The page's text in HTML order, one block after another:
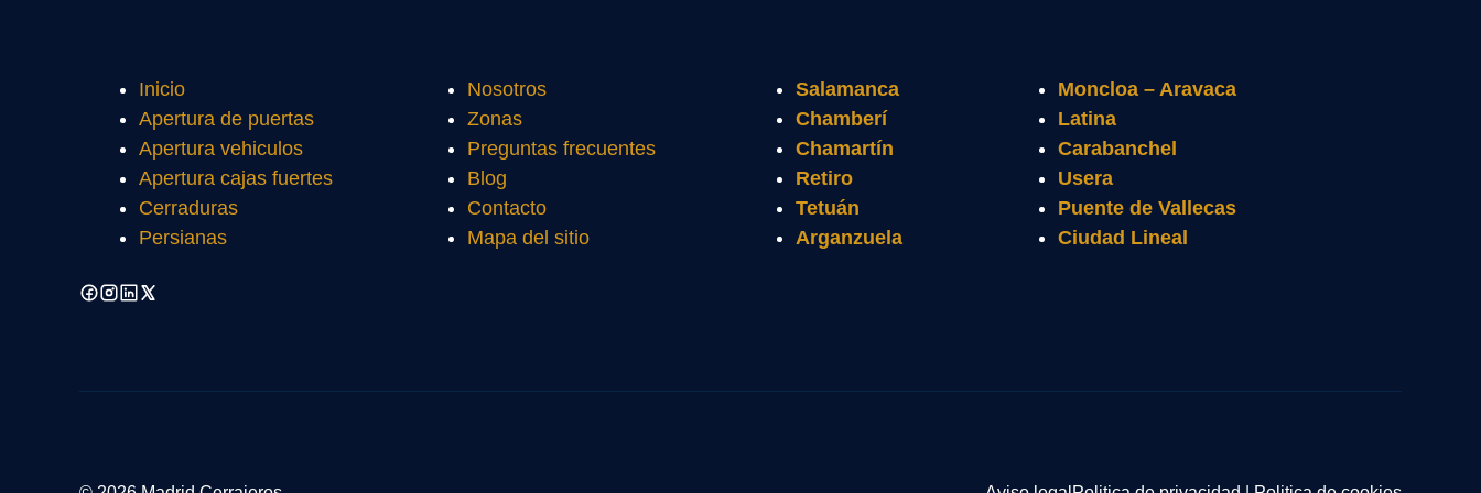
Inicio
Apertura de puertas
Apertura vehiculos
Apertura cajas fuertes
Cerraduras
Persianas
Nosotros
Zonas
Preguntas frecuentes
Blog
Contacto
Mapa del sitio
Salamanca
Chamberí
Chamartín
Retiro
Tetuán
Arganzuela
Moncloa – Aravaca
Latina
Carabanchel
Usera
Puente de Vallecas
Ciudad Lineal